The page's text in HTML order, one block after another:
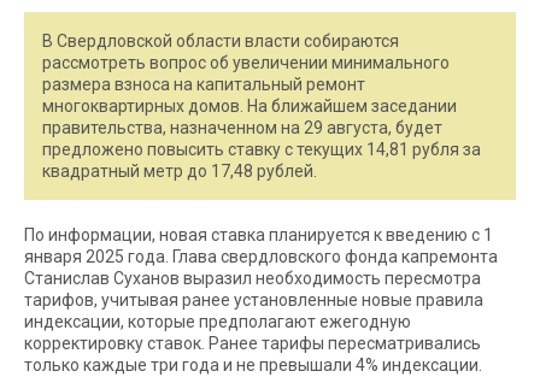
В Свердловской области власти собираются
рассмотреть вопрос об увеличении минимального
размера взноса на капитальный ремонт
многоквартирных домов. На ближайшем заседании
правительства, назначенном на 29 августа, будет
предложено повысить ставку с текущих 14,81 рубля за
квадратный метр до 17,48 рублей.
По информации, новая ставка планируется к введению с 1
января 2025 года. Глава свердловского фонда капремонта
Станислав Суханов выразил необходимость пересмотра
тарифов, учитывая ранее установленные новые правила
индексации, которые предполагают ежегодную
корректировку ставок. Ранее тарифы пересматривались
только каждые три года и не превышали 4% индексации.